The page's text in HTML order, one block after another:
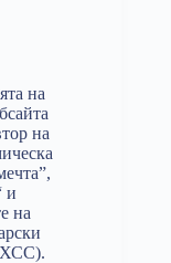
на
на
и
на